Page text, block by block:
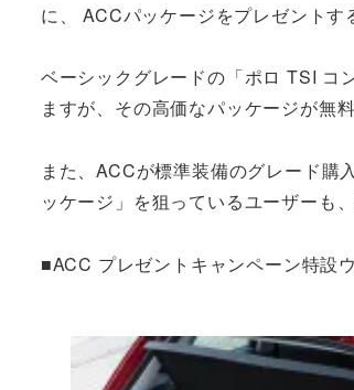
に、 ACCパッケージをプレゼントす
ベーシックグレードの「ポロ TSI コ
ますが、その高価なパッケージが無
また、ACCが標準装備のグレード購
ッケージ」を狙っているユーザーも
■ACC プレゼントキャンペーン特設